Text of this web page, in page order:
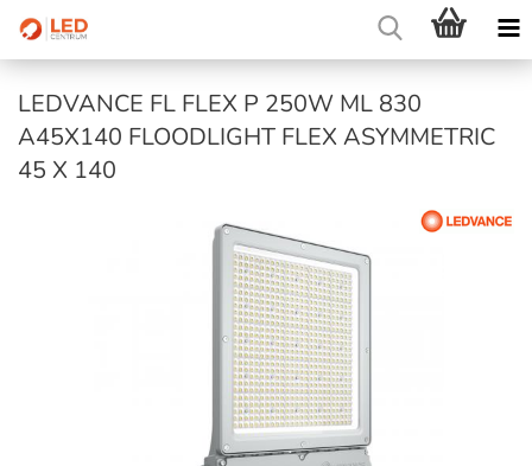
LEDVANCE FL FLEX P 250W ML 830
A45X140 FLOODLIGHT FLEX ASYMMETRIC
45 X 140